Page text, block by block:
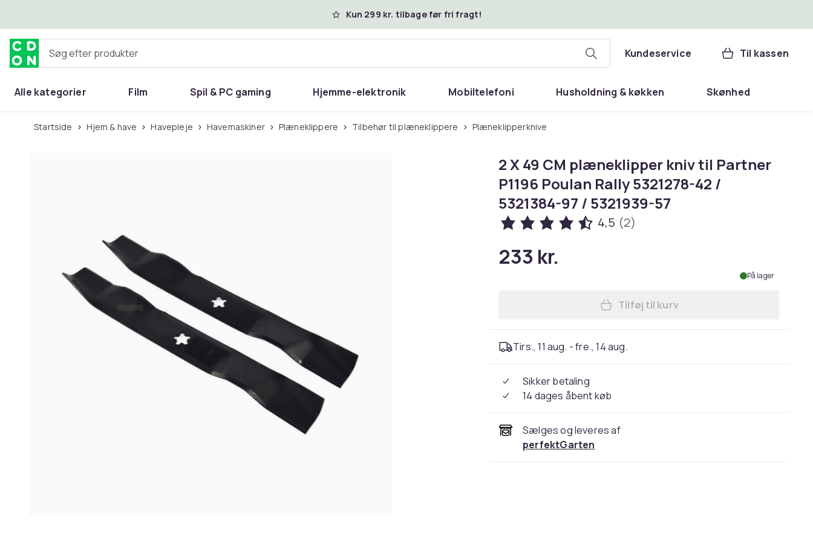
Kun 299 kr. tilbage før fri fragt!
Søg efter produkter Kundeservice Til kassen
Alle kategorier Film Spil & PC gaming Hjemme-elektronik Mobiltelefoni Husholdning & køkken Skønhed
Hjem & have
Startside Hjem & have Havepleje Havemaskiner Plæneklippere Tilbehør til plæneklippere Plæneklipperknive
2 X 49 CM plæneklipper kniv til Partner
P1196 Poulan Rally 5321278-42 /
5321384-97 / 5321939-57
4,5 (2)
233 kr.
På lager
Læg 2 X 49 CM plæneklipper kniv til
Tilføj til kurv
Tirs., 11 aug. - fre., 14 aug.
Sikker betaling
14 dages åbent køb
Sælges og leveres af
perfektGarten